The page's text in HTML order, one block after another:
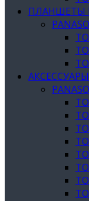
ПЛАНШЕТЫ
АКСЕССУАРЫ